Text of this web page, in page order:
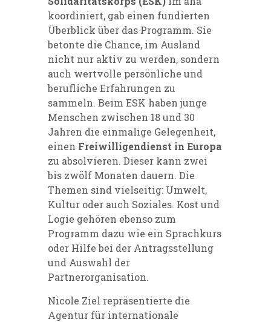
koordiniert, gab einen fundierten
Überblick über das Programm. Sie
betonte die Chance, im Ausland
nicht nur aktiv zu werden, sondern
auch wertvolle persönliche und
berufliche Erfahrungen zu
sammeln. Beim ESK haben junge
Menschen zwischen 18 und 30
Jahren die einmalige Gelegenheit,
einen Freiwilligendienst in Europa
zu absolvieren. Dieser kann zwei
bis zwölf Monaten dauern. Die
Themen sind vielseitig: Umwelt,
Kultur oder auch Soziales. Kost und
Logie gehören ebenso zum
Programm dazu wie ein Sprachkurs
oder Hilfe bei der Antragsstellung
und Auswahl der
Partnerorganisation.
Nicole Ziel repräsentierte die
Agentur für internationale